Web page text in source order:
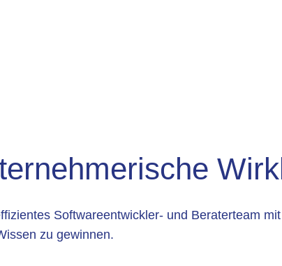
Softwareentwickler- und Beraterteam
zu gewinnen.